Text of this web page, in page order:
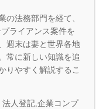
の法務部門を経て、
ライアンス案件を
週末は妻と世界各地
常に新しい知識を追
りやすく解説するこ
人登記,企業コンプ